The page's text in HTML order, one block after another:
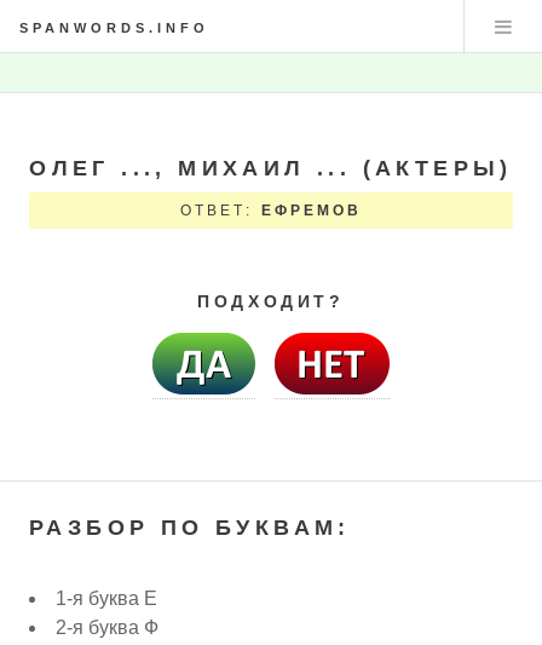
SPANWORDS.INFO
ОЛЕГ ..., МИХАИЛ ... (АКТЕРЫ)
ОТВЕТ: ЕФРЕМОВ
ПОДХОДИТ?
РАЗБОР ПО БУКВАМ:
1-я буква Е
2-я буква Ф